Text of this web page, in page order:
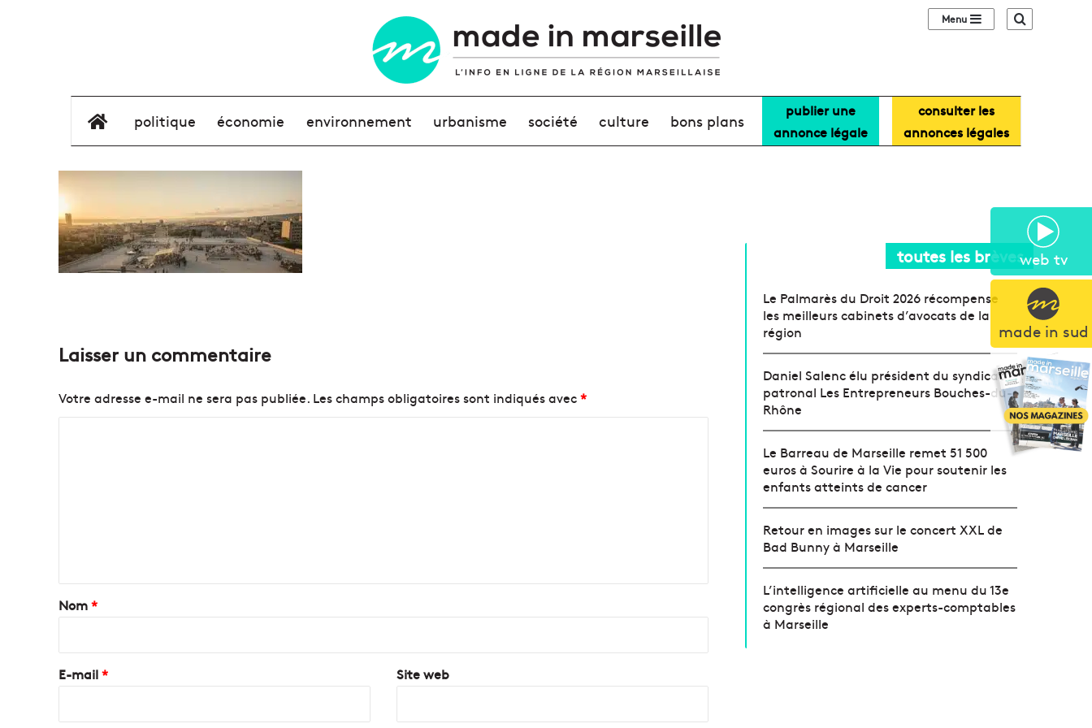
web tv
made in sud
Sidebar (barre
élément de menu
politique économie environnement urbanisme société culture bons plans
publier une
annonce légale
consulter les
annonces légales
Laisser un commentaire
Votre adresse e-mail ne sera pas publiée. Les champs obligatoires sont indiqués avec*
a
r
e
Nom*
E-mail* Site web
toutes les brèves
Le Palmarès du Droit 2026 récompense
les meilleurs cabinets d’avocats de la
région
Daniel Salenc élu président du syndicat
patronal Les Entrepreneurs Bouches-du-
Rhône
Le Barreau de Marseille remet 51 500
euros à Sourire à la Vie pour soutenir les
enfants atteints de cancer
Retour en images sur le concert XXL de
Bad Bunny à Marseille
L’intelligence artificielle au menu du 13e
congrès régional des experts-comptables
à Marseille